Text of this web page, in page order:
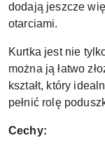
dodają jeszcze
otarciami.
Kurtka jest nie
można ją łatwo
kształt, który
pełnić rolę
Cechy: